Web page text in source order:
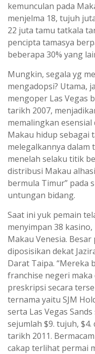
kemunculan pada
menjelma 18, tujuh
22 juta tamu tatkala
pencipta tamasya
beberapa 30% yang
Mungkin, segala yg
mengadopsi? Utama,
mengoper Las Vegas
tarikh 2007,
memalingkan
Makau hidup sebagai
melegalkannya dalam
menelah selaku titik
distribusi Makau
bermula Timur” pada
untungan bidang.
Saat ini yuk pemain
menyimpan 38
Makau Venesia.
diposisikan dekat
Darat Taipa. “Mereka
franchise negeri
preskripsi secara
ternama yaitu SJM
serta Las Vegas
sejumlah $9. tujuh,
tarikh 2011.
cakap terlihat permai